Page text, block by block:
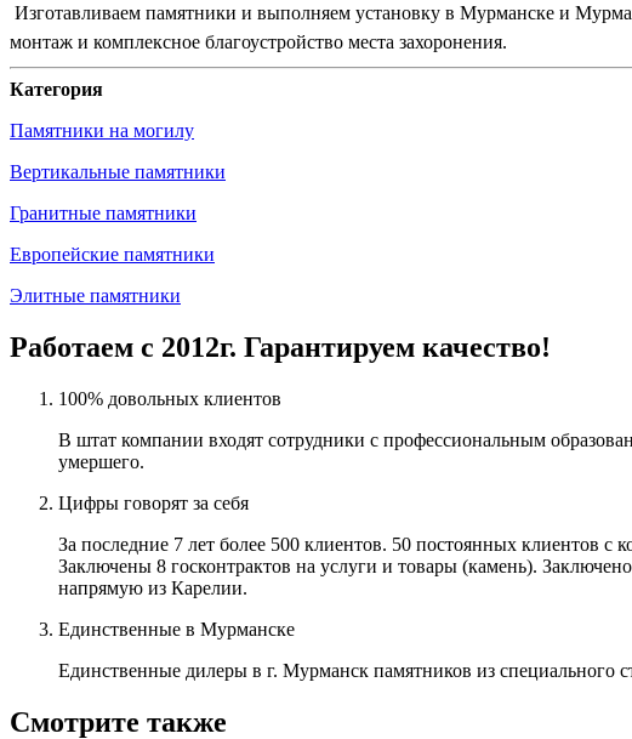
Изготавливаем памятники и выполняем установку в Мурманске и
монтаж и комплексное благоустройство места захоронения.
Категория
Памятники на могилу
Вертикальные памятники
Гранитные памятники
Европейские памятники
Элитные памятники
Работаем с 2012г. Гарантируем качество!
100% довольных клиентов
В штат компании входят сотрудники с профессиональным
умершего.
Цифры говорят за себя
За последние 7 лет более 500 клиентов. 50 постоянных клиентов
Заключены 8 госконтрактов на услуги и товары (камень).
напрямую из Карелии.
Единственные в Мурманске
Единственные дилеры в г. Мурманск памятников из специального
Смотрите также